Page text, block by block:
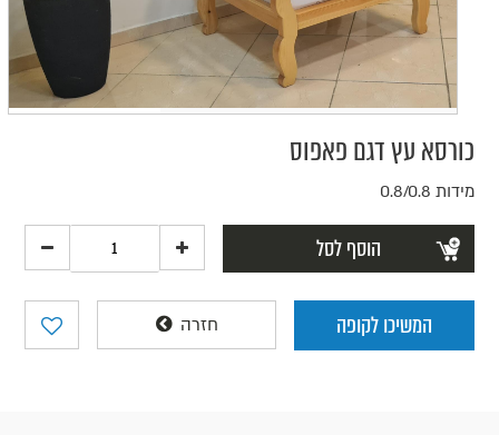
כורסא עץ דגם פאפוס
מידות 0.8/0.8
הוסף לסל
המשיכו לקופה חזרה